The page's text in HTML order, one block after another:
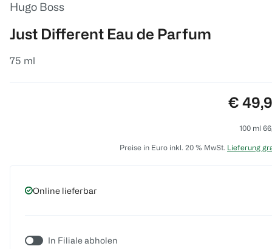
Hugo Boss
Just Different Eau de Parfum
75 ml
Preis:
€
100 ml
Preise in Euro inkl. 20 % MwSt. Lieferung
Online lieferbar
In Filiale abholen